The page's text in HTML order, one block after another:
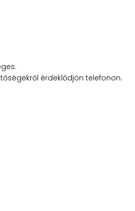
érdeklődjön telefonon.